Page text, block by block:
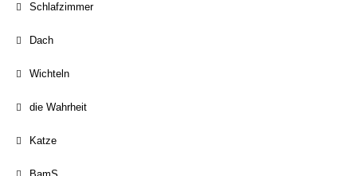
Schlafzimmer
Dach
Wichteln
die Wahrheit
Katze